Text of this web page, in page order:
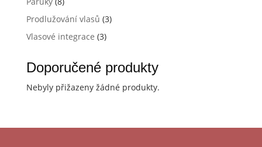
Prodlužování vlasů (3)
Vlasové integrace (3)
Doporučené produkty
Nebyly přižazeny žádné produkty.